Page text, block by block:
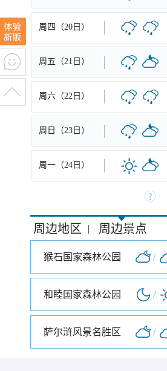
周四（20日）
周五（21日）
周六（22日）
周日（23日）
周一（24日）
周边地区 | 周边景点
猴石国家森林公园 /
和睦国家森林公园 /
萨尔浒风景名胜区 /